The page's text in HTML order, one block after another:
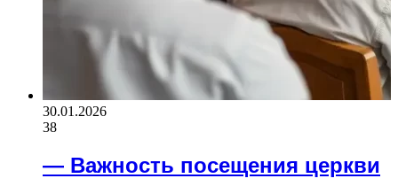
30.01.2026
38
— Важность посещения церкви